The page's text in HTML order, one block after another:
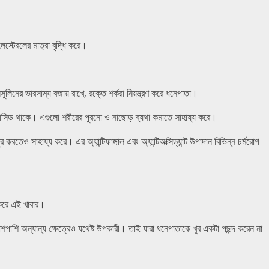
মাত্রা বৃদ্ধি করে।
ভারসাম্য বজায় রাখে, রক্তে শর্করা নিয়ন্ত্রণ করে ধনেপাতা।
থাকে। এগুলো শরীরের পুরনো ও নাছোড় ব্যথা কমাতে সাহায্য করে।
সাহায্য করে। এর অ্যান্টিফাঙ্গাল এবং অ্যান্টিঅক্সিড্যান্ট উপাদান বিভিন্ন চর্মরোগ
এই খাবার।
অন্যান্য ক্ষেত্রেও যথেষ্ট উপকারী। তাই যারা ধনেপাতাকে খুব একটা পছন্দ করেন না